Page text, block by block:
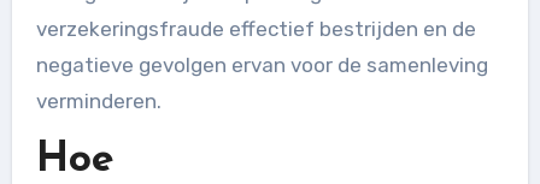
verzekeringsfraude effectief bestrijden en de
negatieve gevolgen ervan voor de samenleving
verminderen.
Hoe